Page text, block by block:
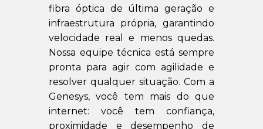
fibra óptica de última geração e
infraestrutura própria, garantindo
velocidade real e menos quedas.
Nossa equipe técnica está sempre
pronta para agir com agilidade e
resolver qualquer situação. Com a
Genesys, você tem mais do que
internet: você tem confiança,
proximidade e desempenho de